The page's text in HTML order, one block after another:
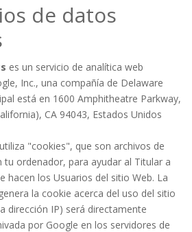
de datos
es un servicio de analítica web
Inc., una compañía de Delaware
está en 1600 Amphitheatre Parkway,
CA 94043, Estados Unidos
"cookies", que son archivos de
tu ordenador, para ayudar al Titular a
hacen los Usuarios del sitio Web. La
la cookie acerca del uso del sitio
dirección IP) será directamente
por Google en los servidores de